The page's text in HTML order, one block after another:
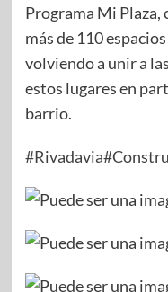
Programa Mi Plaza,
más de 110
volviendo a unir a
estos lugares en
barrio.
#Rivadavia